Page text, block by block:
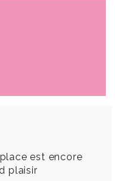
est encore
plaisir